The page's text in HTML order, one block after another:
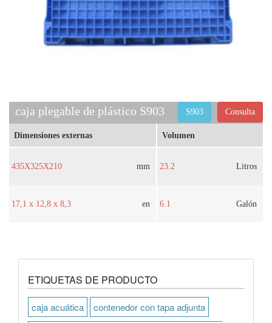
caja plegable de plástico S903 Consulta
S903
Dimensiones externas
435X325X210 mm
17,1 x 12,8 x 8,3 en
Volumen
23.2 Litros
6.1 Galón
ETIQUETAS DE PRODUCTO
caja acuática
contenedor con tapa adjunta